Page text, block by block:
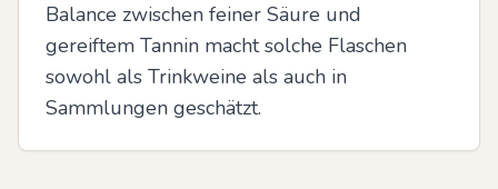
Balance zwischen feiner Säure und
gereiftem Tannin macht solche Flaschen
sowohl als Trinkweine als auch in
Sammlungen geschätzt.